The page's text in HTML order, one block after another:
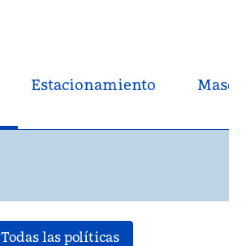
Estacionamiento
Todas las políticas